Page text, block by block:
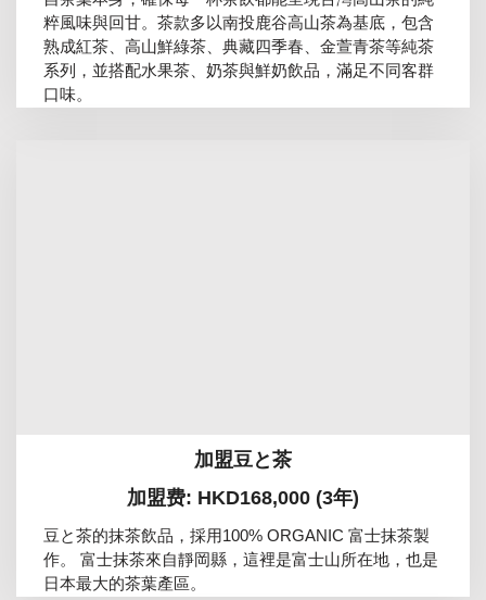
粹風味與回甘。茶款多以南投鹿谷高山茶為基底，包含
熟成紅茶、高山鮮綠茶、典藏四季春、金萱青茶等純茶
系列，並搭配水果茶、奶茶與鮮奶飲品，滿足不同客群
口味。
加盟豆と茶
加盟费: HKD168,000 (3年)
豆と茶的抹茶飲品，採用100% ORGANIC 富士抹茶製
作。 富士抹茶來自靜岡縣，這裡是富士山所在地，也是
日本最大的茶葉產區。